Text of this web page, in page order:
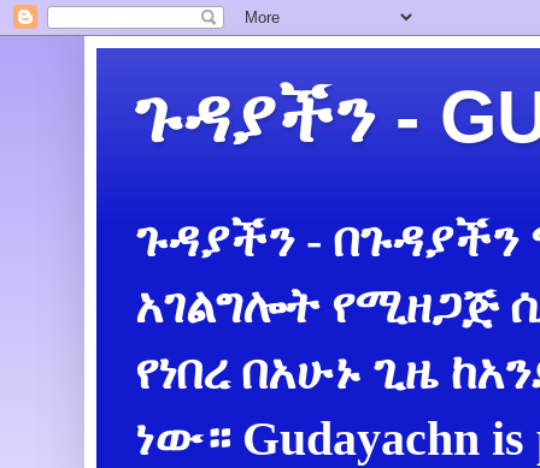
ጉዳያችን -
ጉዳያችን -
አገልግሎት የሚዘጋጅ
የነበረ በአሁኑ ጊዜ
ነው። Gudayachn is